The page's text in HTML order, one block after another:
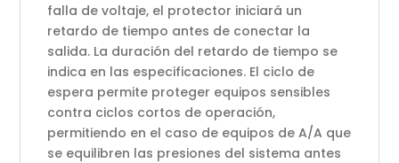
falla de voltaje, el protector iniciará un
retardo de tiempo antes de conectar la
salida. La duración del retardo de tiempo se
indica en las especificaciones. El ciclo de
espera permite proteger equipos sensibles
contra ciclos cortos de operación,
permitiendo en el caso de equipos de A/A que
se equilibren las presiones del sistema antes